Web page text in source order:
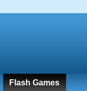
Flash Games